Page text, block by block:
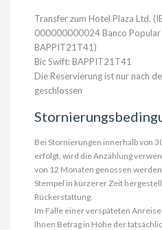
Transfer zum Hotel Plaza Ltd.
000000000024 Banco
BAPPIT21T41)
Bic Swift: BAPPIT21T41
Die Reservierung ist nur nach
geschlossen
Bei Stornierungen innerhalb von
erfolgt, wird die Anzahlung
von 12 Monaten genossen
Stempel in kürzerer Zeit
Rückerstattung.
Im Falle einer verspäteten
Ihnen Betrag in Höhe der